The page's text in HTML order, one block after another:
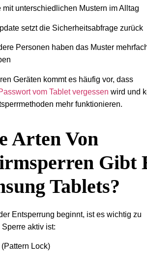
mit unterschiedlichen Mustern im Alltag
setzt die Sicherheitsabfrage zurück
Personen haben das Muster
Geräten kommt es häufig vor, dass
vom Tablet vergessen wird und
mehr funktionieren.
Arten Von
Gibt
Tablets?
Entsperrung beginnt, ist es wichtig zu
aktiv ist:
Lock)